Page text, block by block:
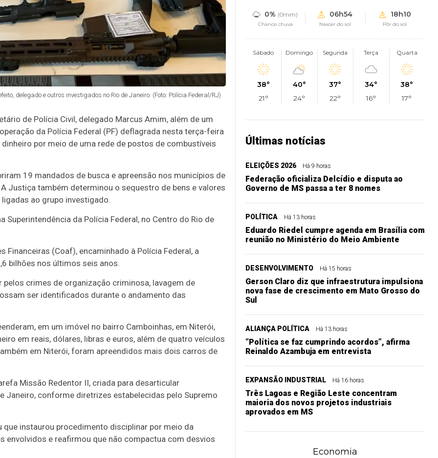
delegado e outros investigados no Rio de Janeiro. (Foto: Polícia Federal/RJ)
de Polícia Civil, delegado Marcus Amim, além de um
da Polícia Federal (PF) deflagrada nesta terça-feira
por meio de uma rede de postos de combustíveis
19 mandados de busca e apreensão nos municípios de
Justiça também determinou o sequestro de bens e valores
ao grupo investigado.
da Polícia Federal, no Centro do Rio de
(Coaf), encaminhado à Polícia Federal, a
bilhões nos últimos seis anos.
crimes de organização criminosa, lavagem de
ser identificados durante o andamento das
em um imóvel no bairro Camboinhas, em Niterói,
em reais, dólares, libras e euros, além de quatro veículos
em Niterói, foram apreendidos mais dois carros de
Missão Redentor II, criada para desarticular
Janeiro, conforme diretrizes estabelecidas pelo Supremo
que instaurou procedimento disciplinar por meio da
envolvidos e reafirmou que não compactua com desvios
0% (0mm)
Chance chuva
06h54
Nascer do sol
18h10
Pôr do sol
Sábado
38°
21°
Domingo
40°
24°
Segunda
37°
22°
Terça
34°
16°
Quarta
38°
17°
Últimas notícias
ELEIÇÕES 2026 Há 9 horas
Federação oficializa Delcídio e disputa ao
Governo de MS passa a ter 8 nomes
POLÍTICA Há 13 horas
Eduardo Riedel cumpre agenda em Brasília com
reunião no Ministério do Meio Ambiente
DESENVOLVIMENTO Há 15 horas
Gerson Claro diz que infraestrutura impulsiona
nova fase de crescimento em Mato Grosso do
Sul
ALIANÇA POLÍTICA Há 13 horas
“Política se faz cumprindo acordos”, afirma
Reinaldo Azambuja em entrevista
EXPANSÃO INDUSTRIAL Há 16 horas
Três Lagoas e Região Leste concentram
maioria dos novos projetos industriais
aprovados em MS
Economia